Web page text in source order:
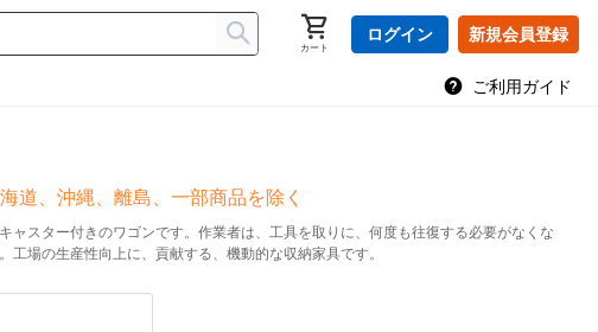
カート
ログイン 新規会員登録
ご利用ガイド
道、沖縄、離島、一部商品を除く
スター付きのワゴンです。作業者は、工具を取りに、何度も往復する必要がなくな
場の生産性向上に、貢献する、機動的な収納家具です。